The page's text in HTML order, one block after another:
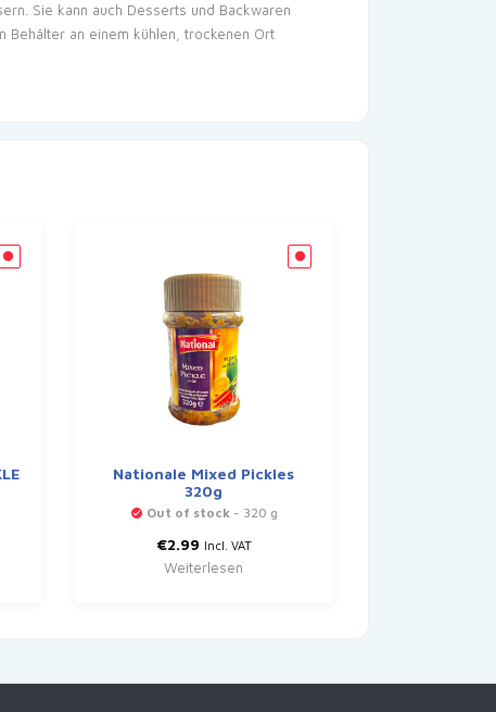
Sie kann auch Desserts und Backwaren
Behälter an einem kühlen, trockenen Ort
Nationale Mixed Pickles
320g
Out of stock- 320 g
€2.99 Incl. VAT
Weiterlesen